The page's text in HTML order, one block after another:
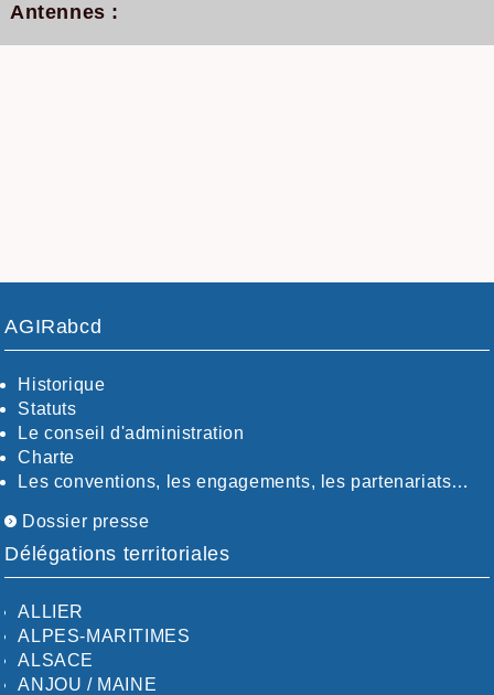
Antennes :
AGIRabcd
Historique
Statuts
Le conseil d'administration
Charte
Les conventions, les engagements, les partenariats…
Dossier presse
Délégations territoriales
ALLIER
ALPES-MARITIMES
ALSACE
ANJOU / MAINE